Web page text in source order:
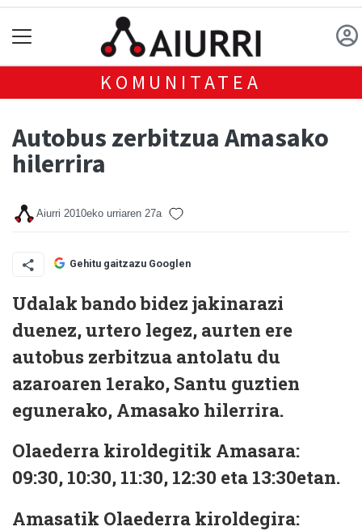
KOMUNITATEA
Autobus zerbitzua Amasako
hilerrira
Aiurri 2010eko urriaren 27a
Gehitu gaitzazu Googlen
Udalak bando bidez jakinarazi
duenez, urtero legez, aurten ere
autobus zerbitzua antolatu du
azaroaren 1erako, Santu guztien
egunerako, Amasako hilerrira.
Olaederra kiroldegitik Amasara:
09:30, 10:30, 11:30, 12:30 eta 13:30etan.
Amasatik Olaederra kiroldegira: